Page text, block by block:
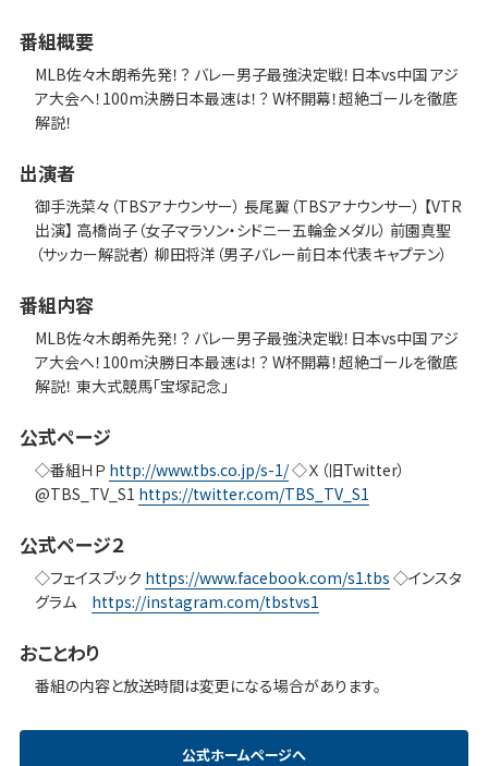
番組概要
MLB佐々木朗希先発！？ バレー男子最強決定戦！日本vs中国 アジ
ア大会へ！100m決勝日本最速は！？ W杯開幕！超絶ゴールを徹底
解説！
出演者
御手洗菜々（TBSアナウンサー） 長尾翼（TBSアナウンサー） 【VTR
出演】 高橋尚子（女子マラソン・シドニー五輪金メダル） 前園真聖
（サッカー解説者） 柳田将洋（男子バレー前日本代表キャプテン）
番組内容
MLB佐々木朗希先発！？ バレー男子最強決定戦！日本vs中国 アジ
ア大会へ！100m決勝日本最速は！？ W杯開幕！超絶ゴールを徹底
解説！ 東大式競馬「宝塚記念」
公式ページ
◇番組ＨＰ http://www.tbs.co.jp/s-1/◇Ｘ（旧Twitter）
@TBS_TV_S1 https://twitter.com/TBS_TV_S1
公式ページ２
◇フェイスブック https://www.facebook.com/s1.tbs ◇インスタ
グラム https://instagram.com/tbstvs1
おことわり
番組の内容と放送時間は変更になる場合があります。
公式ホームページへ